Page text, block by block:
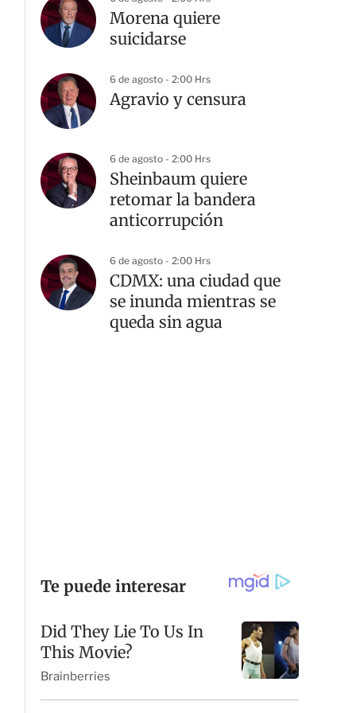
Morena quiere
suicidarse
6 de agosto - 2:00 Hrs
Agravio y censura
6 de agosto - 2:00 Hrs
Sheinbaum quiere
retomar la bandera
anticorrupción
6 de agosto - 2:00 Hrs
CDMX: una ciudad que
se inunda mientras se
queda sin agua